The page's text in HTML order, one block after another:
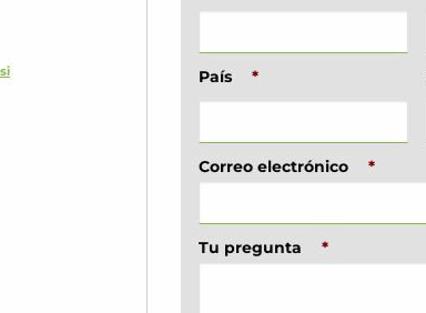
País *
Correo electrónico *
Tu pregunta *